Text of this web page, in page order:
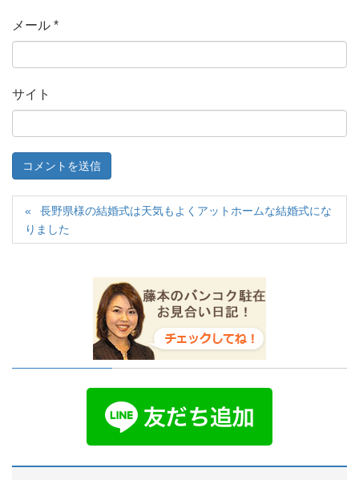
メール *
サイト
長野県様の結婚式は天気もよくアットホームな結婚式にな
りました